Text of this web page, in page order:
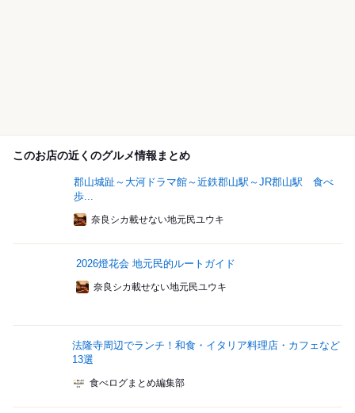
このお店の近くのグルメ情報まとめ
郡山城趾～大河ドラマ館～近鉄郡山駅～JR郡山駅 食べ
歩...
奈良シカ載せない地元民ユウキ
2026燈花会 地元民的ルートガイド
奈良シカ載せない地元民ユウキ
法隆寺周辺でランチ！和食・イタリア料理店・カフェなど
13選
食べログまとめ編集部